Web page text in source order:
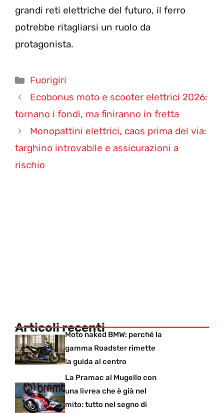
grandi reti elettriche del futuro, il ferro
potrebbe ritagliarsi un ruolo da
protagonista.
Categorie
Fuorigiri
Ecobonus moto e scooter elettrici 2026:
tornano i fondi, ma finiranno in fretta
Monopattini elettrici, caos prima del via:
targhino introvabile e assicurazioni a
rischio
Articoli recentiMoto naked BMW: perché la
gamma Roadster rimette
la guida al centro
La Pramac al Mugello con
una livrea che è già nel
mito: tutto nel segno di